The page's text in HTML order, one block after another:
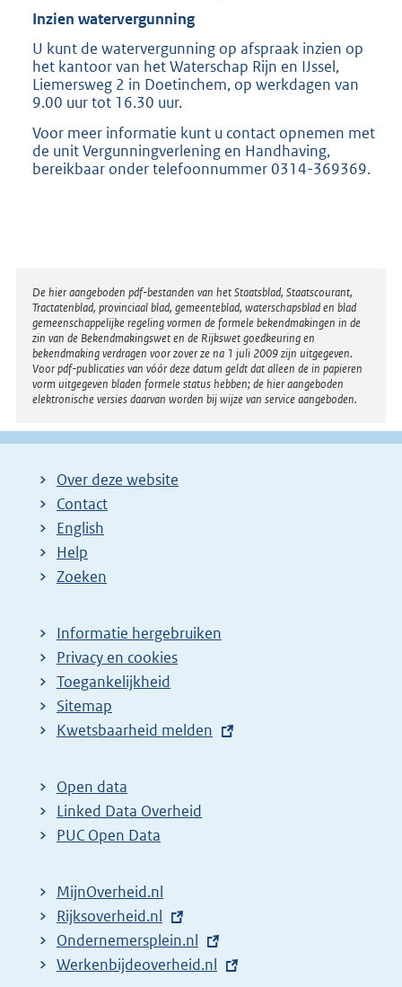
Inzien watervergunning
U kunt de watervergunning op afspraak inzien op
het kantoor van het Waterschap Rijn en IJssel,
Liemersweg 2 in Doetinchem, op werkdagen van
9.00 uur tot 16.30 uur.
Voor meer informatie kunt u contact opnemen met
de unit Vergunningverlening en Handhaving,
bereikbaar onder telefoonnummer 0314-369369.
Disclaimer
De hier aangeboden pdf-bestanden van het Staatsblad, Staatscourant,
Tractatenblad, provinciaal blad, gemeenteblad, waterschapsblad en blad
gemeenschappelijke regeling vormen de formele bekendmakingen in de
zin van de Bekendmakingswet en de Rijkswet goedkeuring en
bekendmaking verdragen voor zover ze na 1 juli 2009 zijn uitgegeven.
Voor pdf-publicaties van vóór deze datum geldt dat alleen de in papieren
vorm uitgegeven bladen formele status hebben; de hier aangeboden
elektronische versies daarvan worden bij wijze van service aangeboden.
Over deze website
Contact
English
Help
Zoeken
Informatie hergebruiken
Privacy en cookies
Toegankelijkheid
Sitemap
E
t
e
r
l
i
n
k
Kwetsbaarheid melden
Open data
Linked Data Overheid
PUC Open Data
MijnOverheid.nl
E
x
t
Rijksoverheid.nl
E
x
Ondernemersplein.nl
E
Werkenbijdeoverheid.nl